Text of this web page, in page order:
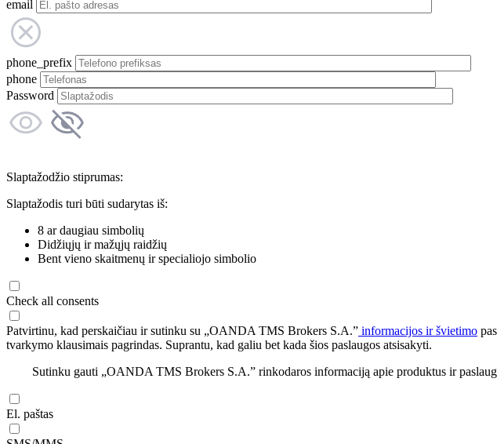
email
phone_prefix
phone
Password
Slaptažodžio stiprumas:
Slaptažodis turi būti sudarytas iš:
8 ar daugiau simbolių
Didžiųjų ir mažųjų raidžių
Bent vieno skaitmenų ir specialiojo simbolio
Check all consents
Patvirtinu, kad perskaičiau ir sutinku su „OANDA TMS Brokers S.A.” informacijos ir švietimo
tvarkymo klausimais pagrindas. Suprantu, kad galiu bet kada šios paslaugos atsisakyti.
Sutinku gauti „OANDA TMS Brokers S.A.” rinkodaros informaciją apie produktus ir
El. paštas